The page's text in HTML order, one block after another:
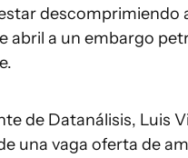
descomprimiendo
abril a un embargo
de Datanálisis, Luis
una vaga oferta de